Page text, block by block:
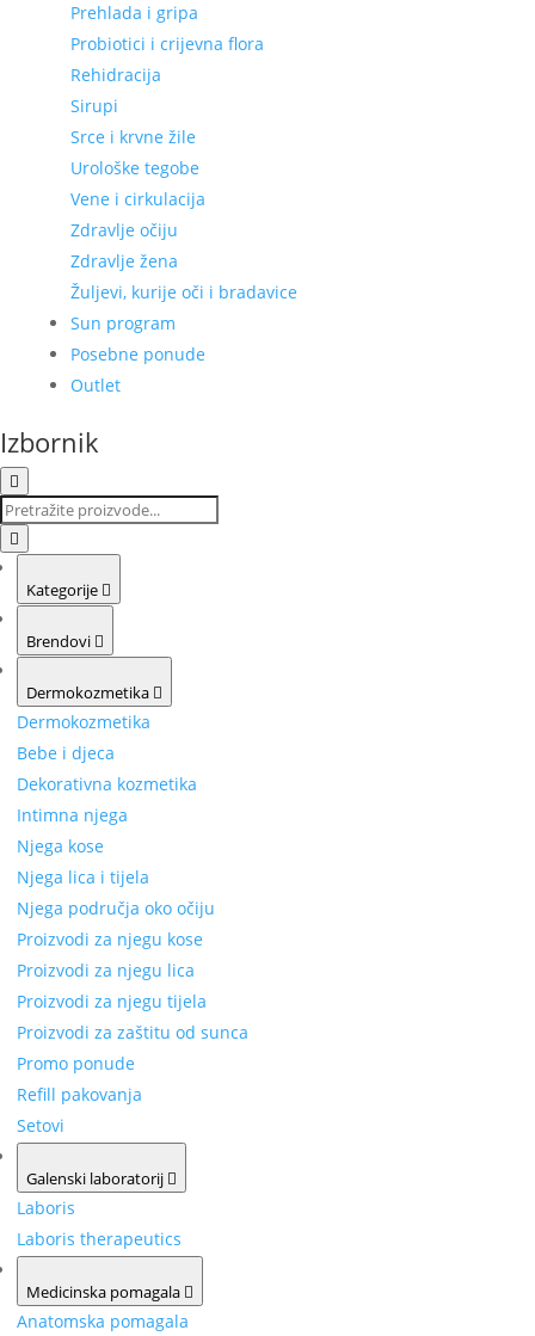
Prehlada i gripa
Probiotici i crijevna flora
Rehidracija
Sirupi
Srce i krvne žile
Urološke tegobe
Vene i cirkulacija
Zdravlje očiju
Zdravlje žena
Žuljevi, kurije oči i bradavice
Sun program
Posebne ponude
Outlet
Izbornik
Kategorije
Brendovi
Dermokozmetika
Dermokozmetika
Bebe i djeca
Dekorativna kozmetika
Intimna njega
Njega kose
Njega lica i tijela
Njega područja oko očiju
Proizvodi za njegu kose
Proizvodi za njegu lica
Proizvodi za njegu tijela
Proizvodi za zaštitu od sunca
Promo ponude
Refill pakovanja
Setovi
Galenski laboratorij
Laboris
Laboris therapeutics
Medicinska pomagala
Anatomska pomagala